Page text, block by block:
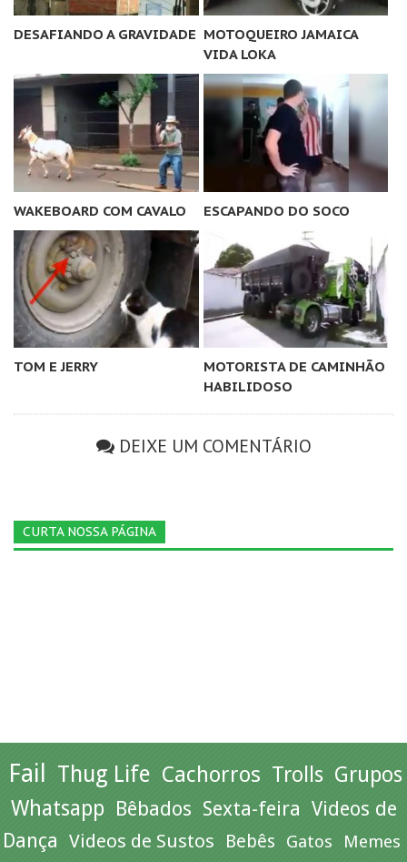
DESAFIANDO A GRAVIDADE MOTOQUEIRO JAMAICA
VIDA LOKA
WAKEBOARD COM CAVALO ESCAPANDO DO SOCO
TOM E JERRY
MOTORISTA DE CAMINHÃO
HABILIDOSO
DEIXE UM COMENTÁRIO
CURTA NOSSA PÁGINA
Fail Thug Life Cachorros Trolls Grupos
Whatsapp Bêbados Sexta-feira Videos de
Dança Videos de Sustos Bebês Gatos Memes